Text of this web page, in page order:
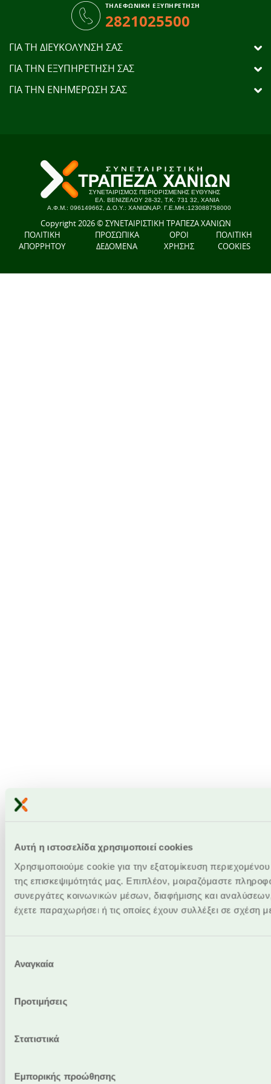
Αυτή η ιστοσελίδα χρησιμοποιεί cookies
Χρησιμοποιούμε cookie για την εξατομίκευση
της επισκεψιμότητάς μας. Επιπλέον, μοιραζόμαστε
συνεργάτες κοινωνικών μέσων, διαφήμισης και
έχετε παραχωρήσει ή τις οποίες έχουν συλλέξει σε
συγκατάθεσης
Αναγκαία
Προτιμήσεις
Στατιστικά
Εμπορικής προώθησης
ΤΗΛΕΦΩΝΙΚΗ ΕΞΥΠΗΡΕΤΗΣΗ
2821025500
ΓΙΑ ΤΗ ΔΙΕΥΚΟΛΥΝΣΗ ΣΑΣ
ΓΙΑ ΤΗΝ ΕΞΥΠΗΡΕΤΗΣΗ ΣΑΣ
ΓΙΑ ΤΗΝ ΕΝΗΜΕΡΩΣΗ ΣΑΣ
Copyright 2026 © ΣΥΝΕΤΑΙΡΙΣΤΙΚΗ ΤΡΑΠΕΖΑ ΧΑΝΙΩΝ
ΠΟΛΙΤΙΚΗ
ΑΠΟΡΡΗΤΟΥ
ΠΡΟΣΩΠΙΚΑ
ΔΕΔΟΜΕΝΑ
ΟΡΟΙ
ΧΡΗΣΗΣ
ΠΟΛΙΤΙΚΗ
COOKIES